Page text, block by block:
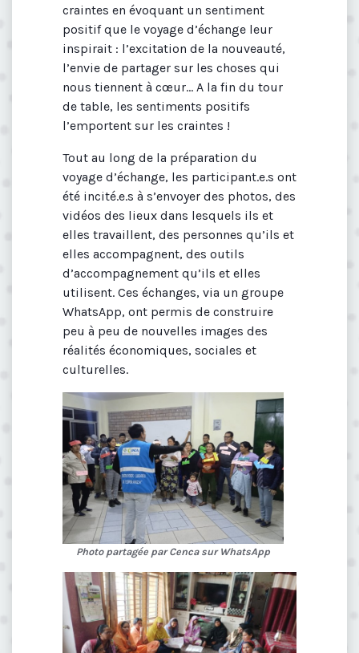
craintes en évoquant un sentiment
positif que le voyage d’échange leur
inspirait : l’excitation de la nouveauté,
l’envie de partager sur les choses qui
nous tiennent à cœur... A la fin du tour
de table, les sentiments positifs
l’emportent sur les craintes !
Tout au long de la préparation du
voyage d’échange, les participant.e.s ont
été incité.e.s à s’envoyer des photos, des
vidéos des lieux dans lesquels ils et
elles travaillent, des personnes qu’ils et
elles accompagnent, des outils
d’accompagnement qu’ils et elles
utilisent. Ces échanges, via un groupe
WhatsApp, ont permis de construire
peu à peu de nouvelles images des
réalités économiques, sociales et
culturelles.
Photo partagée par Cenca sur WhatsApp